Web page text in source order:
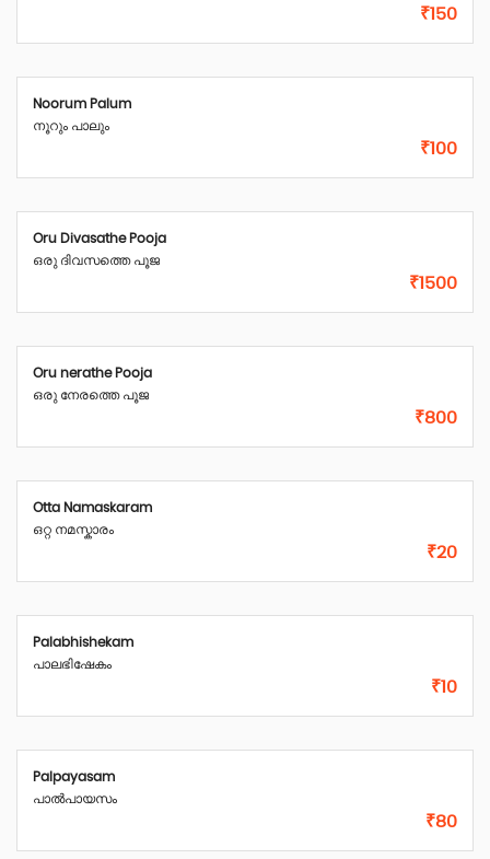
₹150
Noorum Palum
നൂറും പാലും
₹100
Oru Divasathe Pooja
ഒരു ദിവസത്തെ പൂജ
₹1500
Oru nerathe Pooja
ഒരു നേരത്തെ പൂജ
₹800
Otta Namaskaram
ഒറ്റ നമസ്കാരം
₹20
Palabhishekam
പാലഭിഷേകം
₹10
Palpayasam
പാൽപായസം
₹80